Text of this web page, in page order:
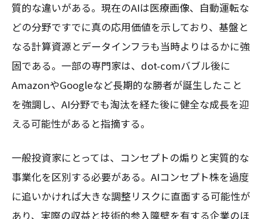
質的な違いがある。現在のAIは医療画像、自動運転な
どの分野ですでに真の応用価値を示しており、基盤と
なる計算資源とデータインフラも当時よりはるかに強
固である。一部の専門家は、dot-comバブル後に
AmazonやGoogleなど長期的な勝者が誕生したこと
を強調し、AI分野でも淘汰を経た後に健全な成長を迎
える可能性があると指摘する。
一般投資家にとっては、コンセプトの煽りと実質的な
事業化を区別する必要がある。AIコンセプト株を過度
に追いかければ大きな調整リスクに直面する可能性が
あり、実際の収益と技術的参入障壁を有する企業のほ